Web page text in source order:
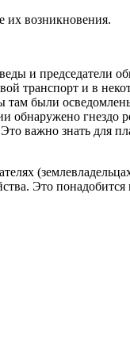
их возникновения.
и председатели
транспорт и в
там были
обнаружено гнездо
важно знать для
Это